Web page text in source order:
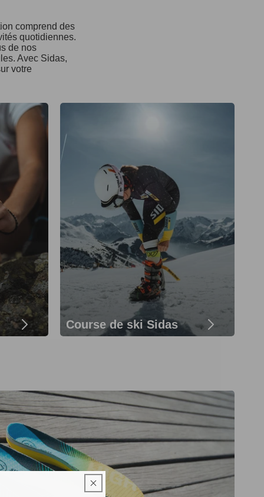
comprend des
quotidiennes.
de nos
Avec Sidas,
votre
Course de ski Sidas